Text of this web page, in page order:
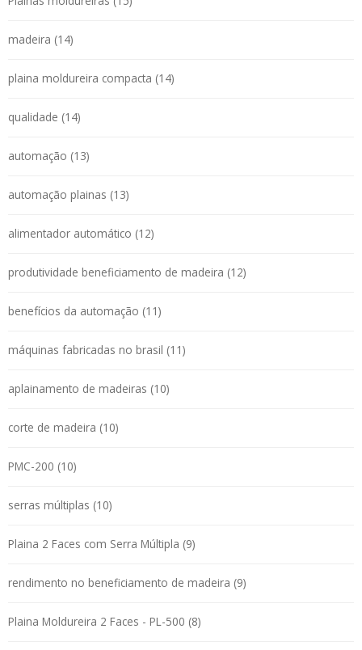
madeira (14)
plaina moldureira compacta (14)
qualidade (14)
automação (13)
automação plainas (13)
alimentador automático (12)
produtividade beneficiamento de madeira (12)
benefícios da automação (11)
máquinas fabricadas no brasil (11)
aplainamento de madeiras (10)
corte de madeira (10)
PMC-200 (10)
serras múltiplas (10)
Plaina 2 Faces com Serra Múltipla (9)
rendimento no beneficiamento de madeira (9)
Plaina Moldureira 2 Faces - PL-500 (8)